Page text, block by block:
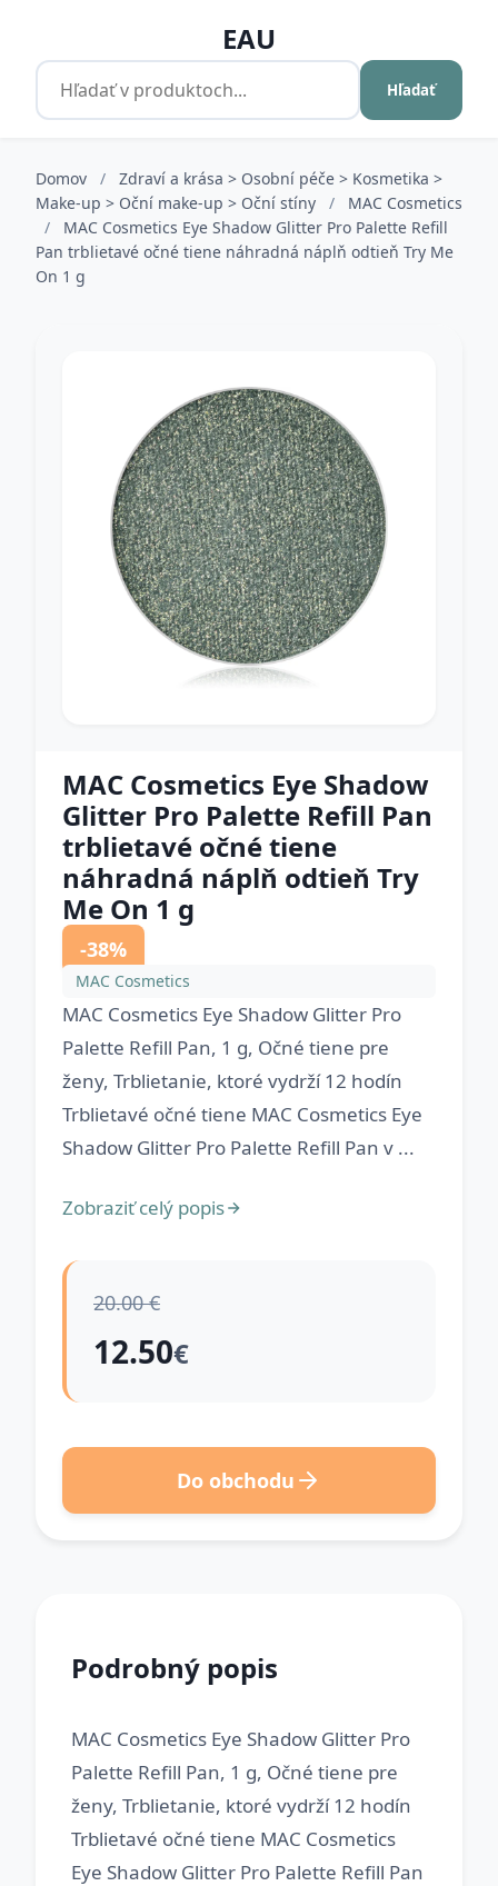
EAU
Hľadať
Domov /
Zdraví a krása > Osobní péče > Kosmetika >
Make-up > Oční make-up > Oční stíny
/
MAC Cosmetics
/
MAC Cosmetics Eye Shadow Glitter Pro Palette Refill
Pan trblietavé očné tiene náhradná náplň odtieň Try Me
On 1 g
MAC Cosmetics Eye Shadow
Glitter Pro Palette Refill Pan
trblietavé očné tiene
náhradná náplň odtieň Try
Me On 1 g
-38%
MAC Cosmetics
MAC Cosmetics Eye Shadow Glitter Pro
Palette Refill Pan, 1 g, Očné tiene pre
ženy, Trblietanie, ktoré vydrží 12 hodín
Trblietavé očné tiene MAC Cosmetics Eye
Shadow Glitter Pro Palette Refill Pan v ...
Zobraziť celý popis
20.00 €
12.50€
Do obchodu
Podrobný popis
MAC Cosmetics Eye Shadow Glitter Pro
Palette Refill Pan, 1 g, Očné tiene pre
ženy, Trblietanie, ktoré vydrží 12 hodín
Trblietavé očné tiene MAC Cosmetics
Eye Shadow Glitter Pro Palette Refill Pan